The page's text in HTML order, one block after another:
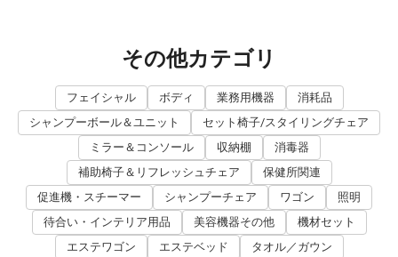
その他カテゴリ
フェイシャル ボディ 業務用機器
消耗品
シャンプーボール＆ユニット
セット椅子/スタイリングチェア
ミラー＆コンソール
収納棚
消毒器
補助椅子＆リフレッシュチェア
保健所関連
促進機・スチーマー
シャンプーチェア ワゴン
照明
待合い・インテリア用品
美容機器その他
機材セット
エステワゴン
エステベッド タオル／ガウン